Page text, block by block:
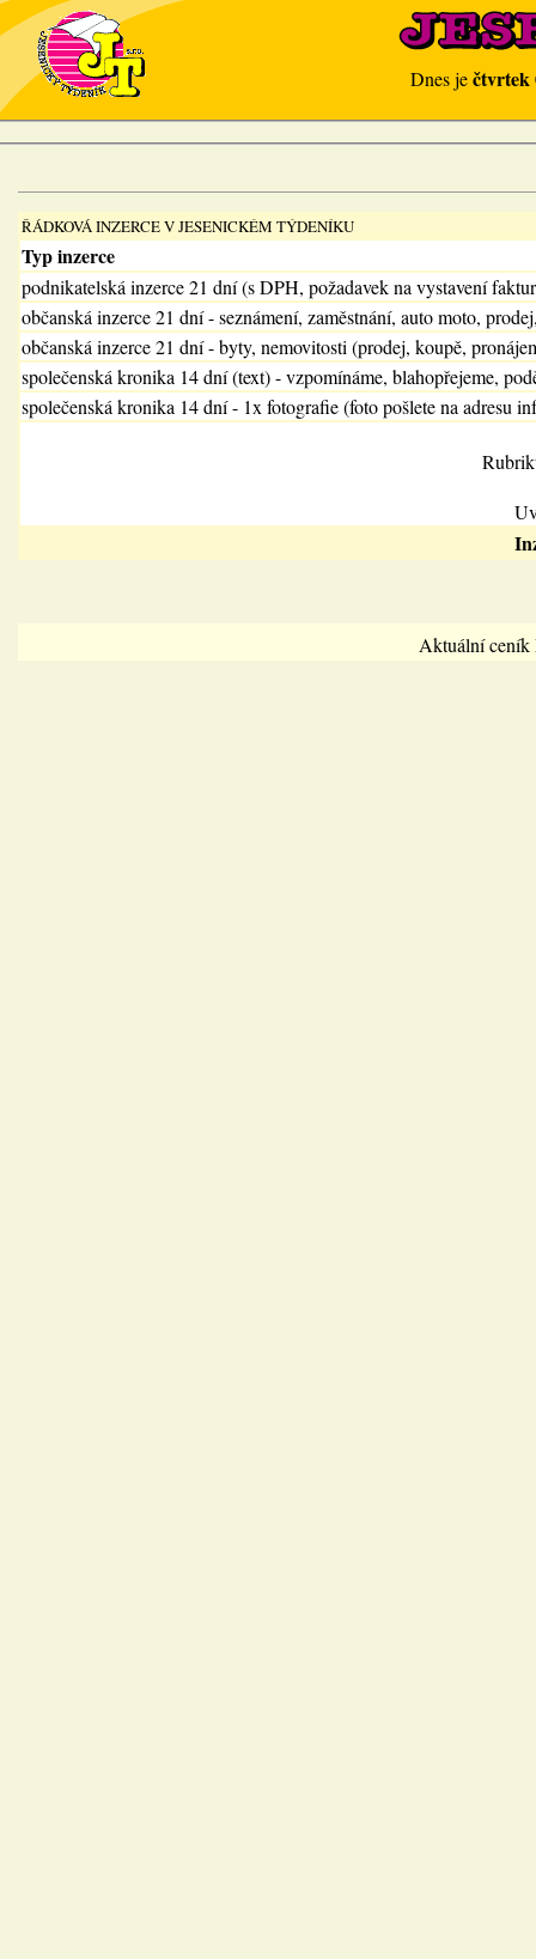
Dnes ječtvrtek
ŘÁDKOVÁ INZERCE V JESENICKÉM TÝDENÍKU
Typ inzerce
podnikatelská inzerce 21 dní (s DPH, požadavek na vystavení
občanská inzerce 21 dní - seznámení, zaměstnání, auto moto,
občanská inzerce 21 dní - byty, nemovitosti (prodej, koupě,
společenská kronika 14 dní (text) - vzpomínáme, blahopřejeme,
společenská kronika 14 dní - 1x fotografie (foto pošlete na adresu
Aktuální ceník